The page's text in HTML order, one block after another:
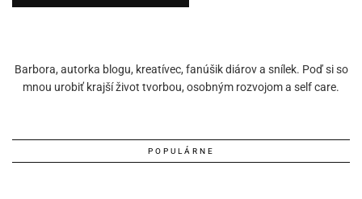
Barbora, autorka blogu, kreatívec, fanúšik diárov a snílek. Poď si so
mnou urobiť krajší život tvorbou, osobným rozvojom a self care.
POPULÁRNE